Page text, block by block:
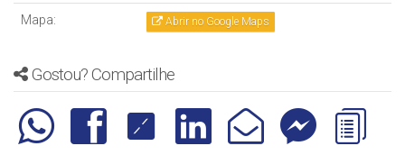
Mapa: Abrir no Google Maps
Gostou? Compartilhe